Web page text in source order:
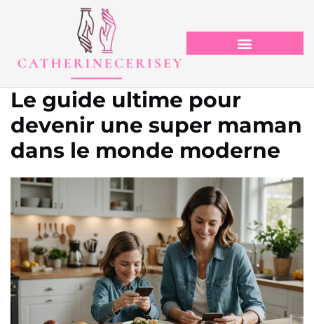
Le guide ultime pour
devenir une super maman
dans le monde moderne